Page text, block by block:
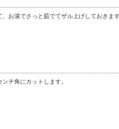
お湯でさっと茹でてザル上げしておきます
チ角にカットします。